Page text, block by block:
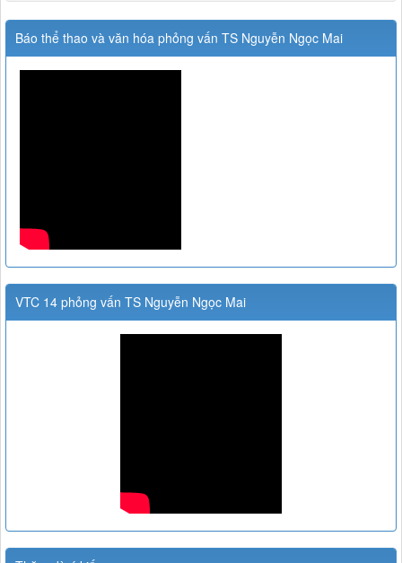
Báo thể thao và văn hóa phỏng vấn TS Nguyễn Ngọc Mai
VTC 14 phỏng vấn TS Nguyễn Ngọc Mai